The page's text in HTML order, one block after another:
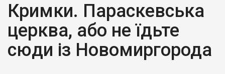
Кримки. Параскевська
церква, або не їдьте
сюди із Новомиргорода